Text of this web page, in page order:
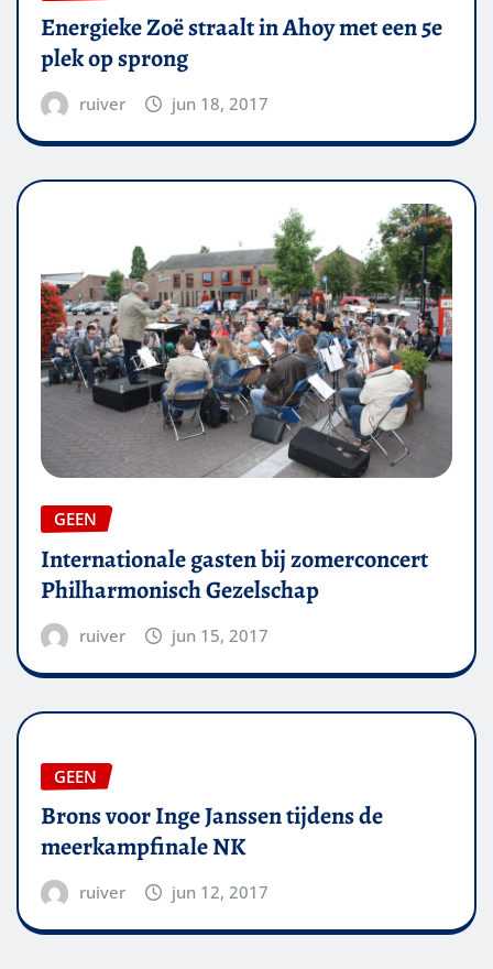
Energieke Zoë straalt in Ahoy met een 5e
plek op sprong
ruiver jun 18, 2017
GEEN
Internationale gasten bij zomerconcert
Philharmonisch Gezelschap
ruiver jun 15, 2017
GEEN
Brons voor Inge Janssen tijdens de
meerkampfinale NK
ruiver jun 12, 2017